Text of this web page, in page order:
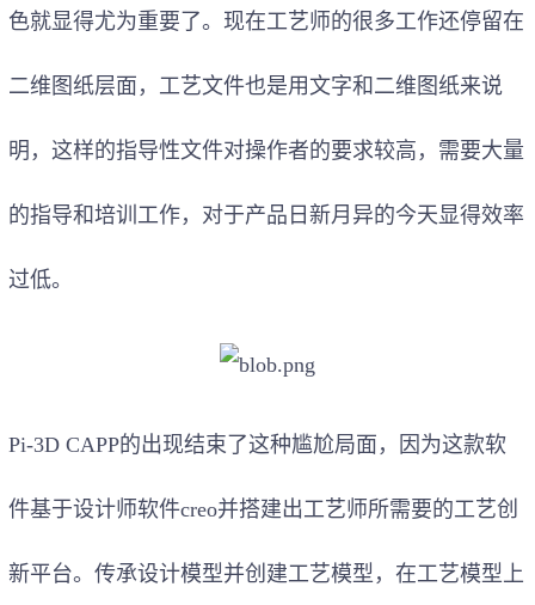
色就显得尤为重要了。现在工艺师的很多工作还停留在
二维图纸层面，工艺文件也是用文字和二维图纸来说
明，这样的指导性文件对操作者的要求较高，需要大量
的指导和培训工作，对于产品日新月异的今天显得效率
过低。
Pi-3D CAPP的出现结束了这种尴尬局面，因为这款软
件基于设计师软件creo并搭建出工艺师所需要的工艺创
新平台。传承设计模型并创建工艺模型，在工艺模型上